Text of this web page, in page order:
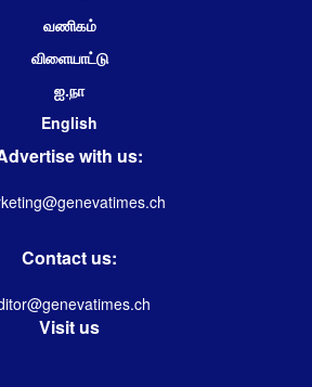
வணிகம்
விளையாட்டு
ஐ.நா
English
with us:
Contact us:
Visit us